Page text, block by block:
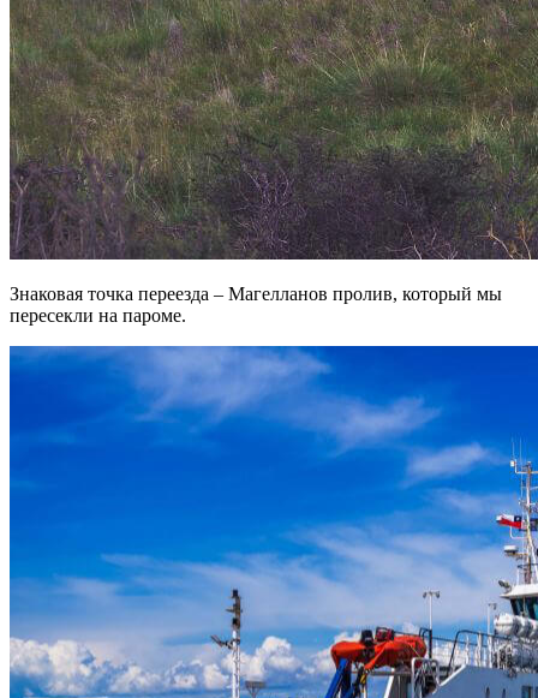
Знаковая точка переезда – Магелланов пролив, который мы
пересекли на пароме.